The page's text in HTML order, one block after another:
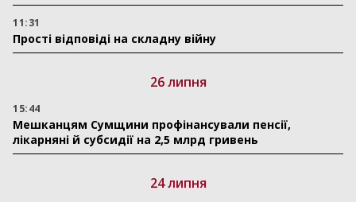
11:31
Прості відповіді на складну війну
26 липня
15:44
Мешканцям Сумщини профінансували пенсії,
лікарняні й субсидії на 2,5 млрд гривень
24 липня